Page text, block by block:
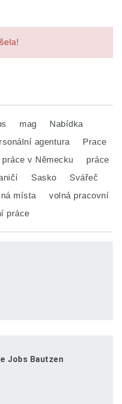
mag
Nabídka
agentura
Prace
práce v Německu
práce
Sasko
Svářeč
místa
volná pracovní
práce
Jobs Bautzen